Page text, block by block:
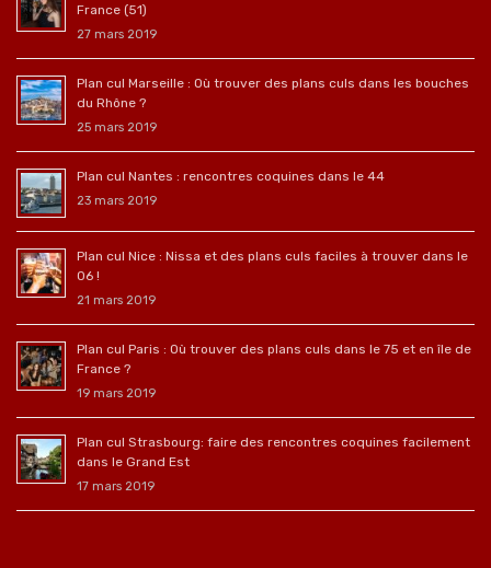
France (51)
27 mars 2019
Plan cul Marseille : Où trouver des plans culs dans les bouches
du Rhône ?
25 mars 2019
Plan cul Nantes : rencontres coquines dans le 44
23 mars 2019
Plan cul Nice : Nissa et des plans culs faciles à trouver dans le
06 !
21 mars 2019
Plan cul Paris : Où trouver des plans culs dans le 75 et en île de
France ?
19 mars 2019
Plan cul Strasbourg: faire des rencontres coquines facilement
dans le Grand Est
17 mars 2019